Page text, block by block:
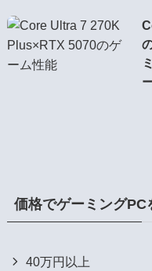
価格でゲーミングPC
40万円以上